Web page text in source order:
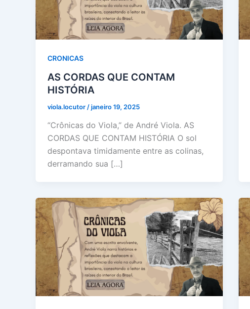
CRONICAS
AS CORDAS QUE CONTAM
HISTÓRIA
viola.locutor /janeiro 19, 2025
“Crônicas do Viola,” de André Viola. AS
CORDAS QUE CONTAM HISTÓRIA O sol
despontava timidamente entre as colinas,
derramando sua […]